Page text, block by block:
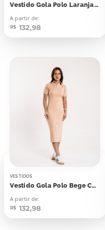
Vestido Gola Polo Laranja Coral
A partir de:
R$ 132,98
VESTIDOS
Vestido Gola Polo Bege Concha
A partir de:
R$ 132,98